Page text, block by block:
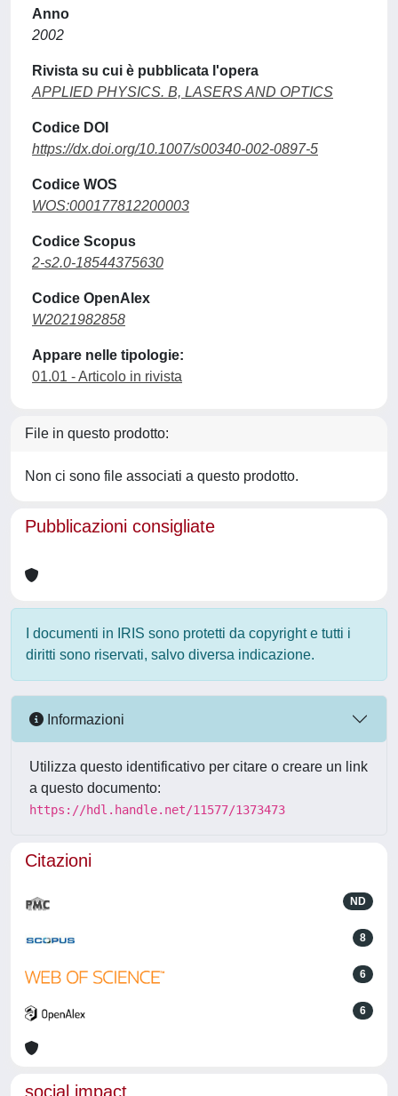
Anno
2002
Rivista su cui è pubblicata l'opera
APPLIED PHYSICS. B, LASERS AND OPTICS
Codice DOI
https://dx.doi.org/10.1007/s00340-002-0897-5
Codice WOS
WOS:000177812200003
Codice Scopus
2-s2.0-18544375630
Codice OpenAlex
W2021982858
Appare nelle tipologie:
01.01 - Articolo in rivista
File in questo prodotto:
Non ci sono file associati a questo prodotto.
Pubblicazioni consigliate
I documenti in IRIS sono protetti da copyright e tutti i
diritti sono riservati, salvo diversa indicazione.
Informazioni
Utilizza questo identificativo per citare o creare un link
a questo documento:
https://hdl.handle.net/11577/1373473
Citazioni
ND
8
6
6
social impact